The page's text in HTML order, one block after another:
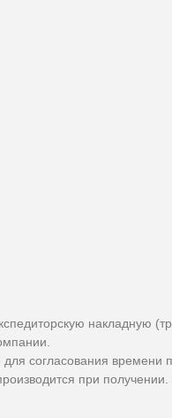
накладную
согласования времени
при получении.